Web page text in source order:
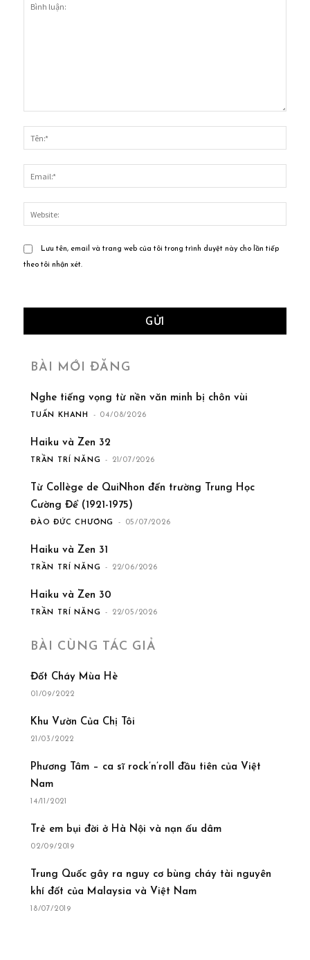
luận:
Lưu tên, email và trang web của tôi trong trình duyệt này cho lần tiếp
theo tôi nhận xét.
BÀI MỚI ĐĂNG
Nghe tiếng vọng từ nền văn minh bị chôn vùi
TUẤN KHANH - 04/08/2026
Haiku và Zen 32
TRẦN TRÍ NĂNG - 21/07/2026
Từ Collège de QuiNhon đến trường Trung Học
Cường Để (1921-1975)
ĐÀO ĐỨC CHƯƠNG - 05/07/2026
Haiku và Zen 31
TRẦN TRÍ NĂNG - 22/06/2026
Haiku và Zen 30
TRẦN TRÍ NĂNG - 22/05/2026
BÀI CÙNG TÁC GIẢ
Đốt Cháy Mùa Hè
01/09/2022
Khu Vườn Của Chị Tôi
21/03/2022
Phương Tâm – ca sĩ rock’n’roll đầu tiên của Việt
Nam
14/11/2021
Trẻ em bụi đời ở Hà Nội và nạn ấu dâm
02/09/2019
Trung Quốc gây ra nguy cơ bùng cháy tài nguyên
khí đốt của Malaysia và Việt Nam
18/07/2019